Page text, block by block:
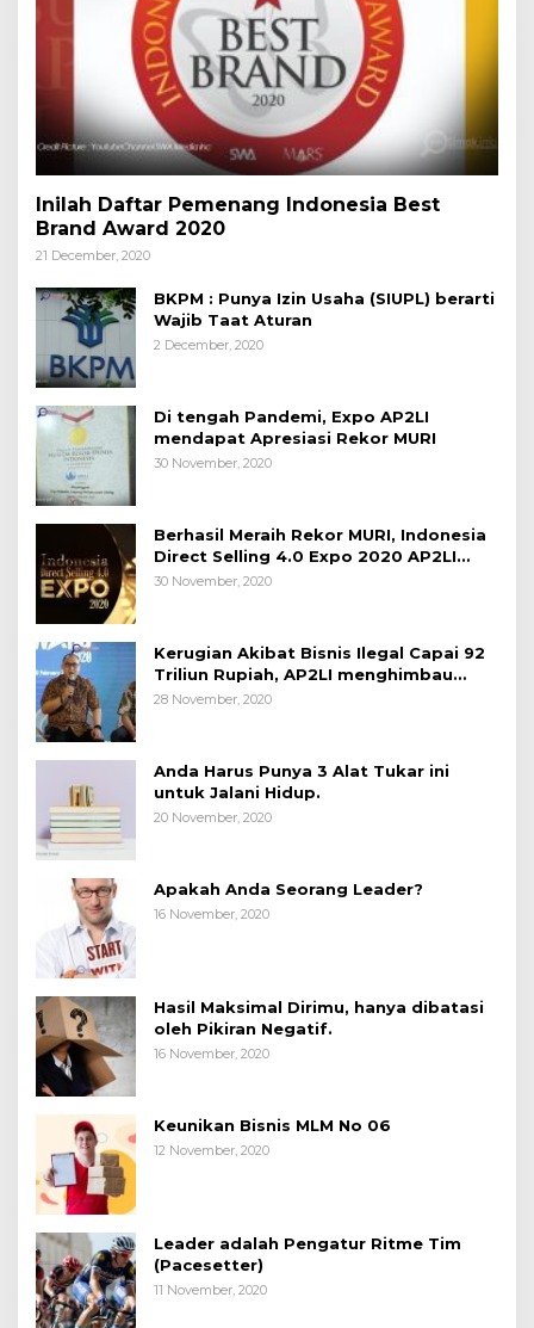
Inilah Daftar Pemenang Indonesia Best
Brand Award 2020
21 December, 2020
BKPM : Punya Izin Usaha (SIUPL) berarti
Wajib Taat Aturan
2 December, 2020
Di tengah Pandemi, Expo AP2LI
mendapat Apresiasi Rekor MURI
30 November, 2020
Berhasil Meraih Rekor MURI, Indonesia
Direct Selling 4.0 Expo 2020 AP2LI
berakhir sangat memuaskan
30 November, 2020
Kerugian Akibat Bisnis Ilegal Capai 92
Triliun Rupiah, AP2LI menghimbau
masyarakat Waspada.
28 November, 2020
Anda Harus Punya 3 Alat Tukar ini
untuk Jalani Hidup.
20 November, 2020
Apakah Anda Seorang Leader?
16 November, 2020
Hasil Maksimal Dirimu, hanya dibatasi
oleh Pikiran Negatif.
16 November, 2020
Keunikan Bisnis MLM No 06
12 November, 2020
Leader adalah Pengatur Ritme Tim
(Pacesetter)
11 November, 2020